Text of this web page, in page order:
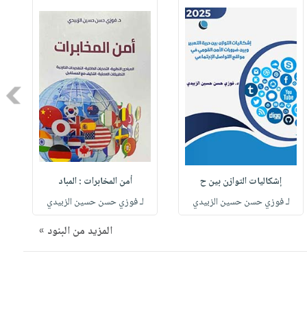
إشكاليات التوازن بين ح
لـ فوزي حسن حسين الزبيدي
أمن المخابرات : المباد
لـ فوزي حسن حسين الزبيدي
المزيد من البنود »